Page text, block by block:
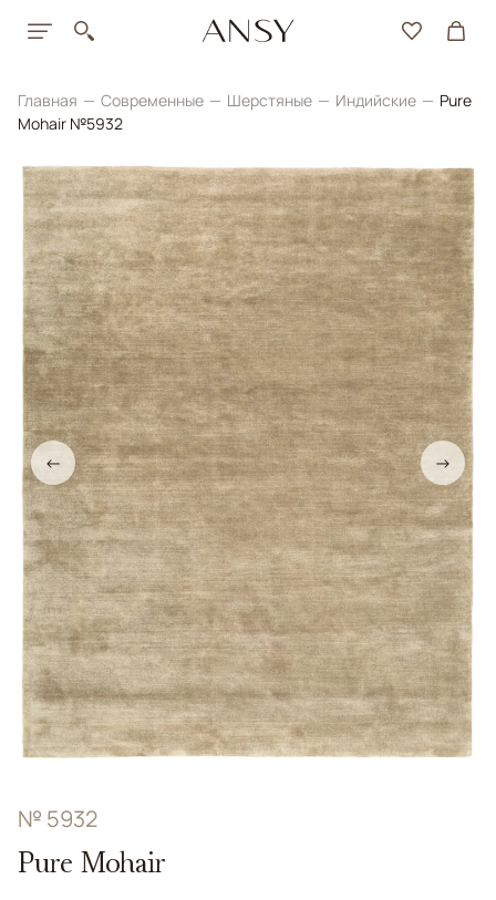
Главная Современные Шерстяные Индийские
Pure
Mohair №5932
← →
№ 5932
Pure Mohair